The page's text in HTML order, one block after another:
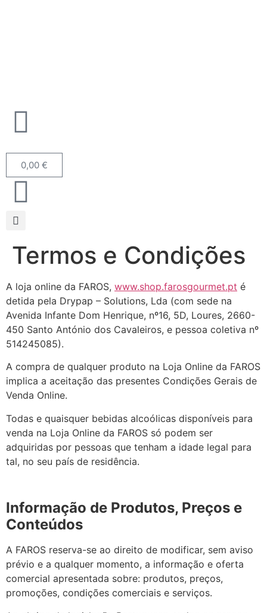
0,00 €
Termos e Condições
A loja online da FAROS, www.shop.farosgourmet.pt é
detida pela Drypap – Solutions, Lda (com sede na
Avenida Infante Dom Henrique, nº16, 5D, Loures, 2660-
450 Santo António dos Cavaleiros, e pessoa coletiva nº
514245085).
A compra de qualquer produto na Loja Online da FAROS
implica a aceitação das presentes Condições Gerais de
Venda Online.
Todas e quaisquer bebidas alcoólicas disponíveis para
venda na Loja Online da FAROS só podem ser
adquiridas por pessoas que tenham a idade legal para
tal, no seu país de residência.
Informação de Produtos, Preços e
Conteúdos
A FAROS reserva-se ao direito de modificar, sem aviso
prévio e a qualquer momento, a informação e oferta
comercial apresentada sobre: produtos, preços,
promoções, condições comerciais e serviços.